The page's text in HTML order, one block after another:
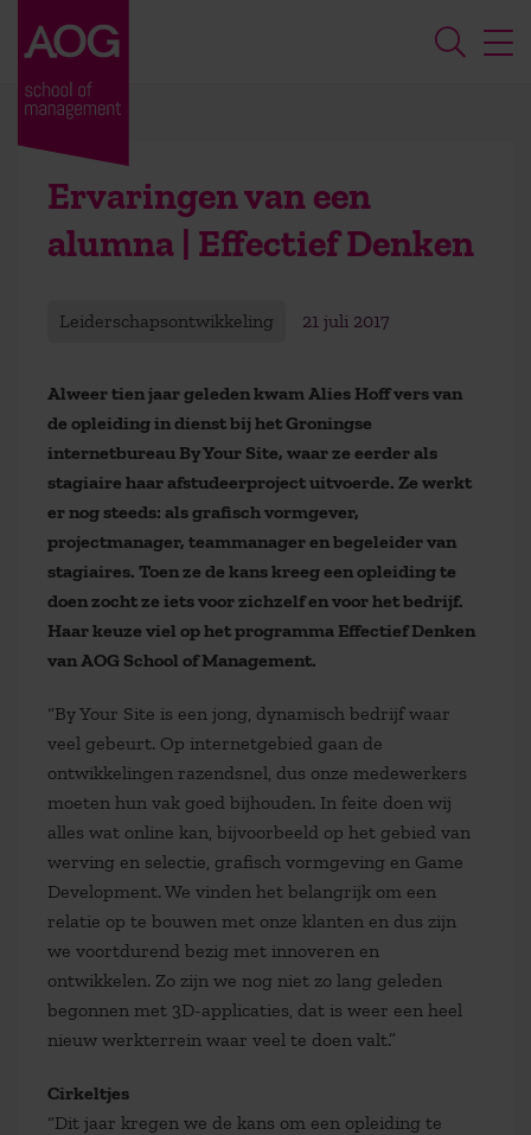
Ervaringen van een
alumna | Effectief Denken
Leiderschapsontwikkeling 21 juli 2017
Alweer tien jaar geleden kwam Alies Hoff vers van
de opleiding in dienst bij het Groningse
internetbureau By Your Site, waar ze eerder als
stagiaire haar afstudeerproject uitvoerde. Ze werkt
er nog steeds: als grafisch vormgever,
projectmanager, teammanager en begeleider van
stagiaires. Toen ze de kans kreeg een opleiding te
doen zocht ze iets voor zichzelf en voor het bedrijf.
Haar keuze viel op het programma Effectief Denken
van AOG School of Management.
“By Your Site is een jong, dynamisch bedrijf waar
veel gebeurt. Op internetgebied gaan de
ontwikkelingen razendsnel, dus onze medewerkers
moeten hun vak goed bijhouden. In feite doen wij
alles wat online kan, bijvoorbeeld op het gebied van
werving en selectie, grafisch vormgeving en Game
Development. We vinden het belangrijk om een
relatie op te bouwen met onze klanten en dus zijn
we voortdurend bezig met innoveren en
ontwikkelen. Zo zijn we nog niet zo lang geleden
begonnen met 3D-applicaties, dat is weer een heel
nieuw werkterrein waar veel te doen valt.”
Cirkeltjes
“Dit jaar kregen we de kans om een opleiding te